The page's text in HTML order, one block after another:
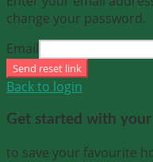
change your password.
Email
Send reset link
Back to login
Get started with
to save your favourite